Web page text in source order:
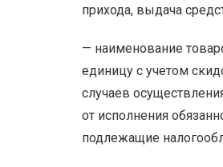
прихода, выдача
— наименование
единицу с учетом
случаев
от исполнения
подлежащие